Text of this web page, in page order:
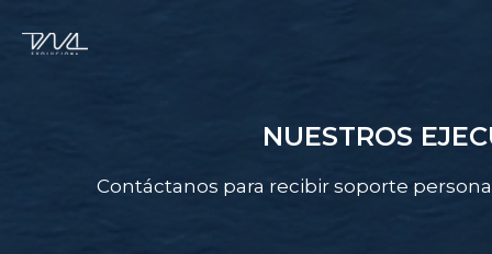
NUESTROS
Contáctanos para recibir soporte